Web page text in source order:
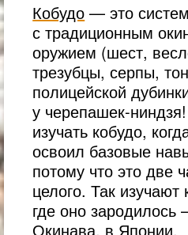
Кобудо — это
с традиционным
оружием (шест,
трезубцы, серпы,
полицейской
у черепашек-
изучать кобудо,
освоил базовые
потому что это две
целого. Так изучают
где оно зародилось
Окинава, в Японии.